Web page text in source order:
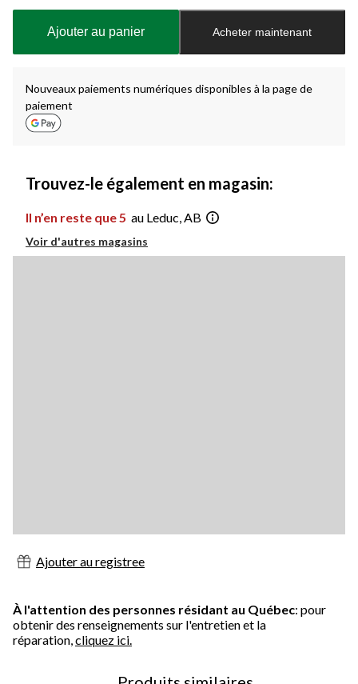
à
Ajouter au panier Acheter maintenant
Nouveaux paiements numériques disponibles à la page de
paiement
Trouvez-le également en magasin:
Il n’en reste que 5 au Leduc, AB
Voir d'autres magasins
Ajouter au registree
À l'attention des personnes résidant au Québec: pour
obtenir des renseignements sur l'entretien et la
réparation,cliquez ici.